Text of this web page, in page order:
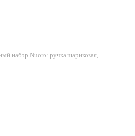
набор Nuoro: ручка шариковая,...